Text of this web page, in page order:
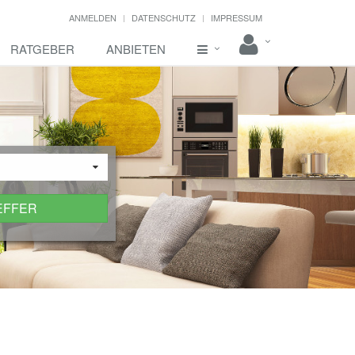
ANMELDEN DATENSCHUTZ IMPRESSUM
RATGEBER ANBIETEN